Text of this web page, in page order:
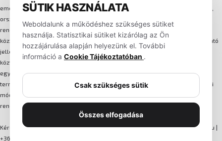
SÜTIK HASZNÁLATA
Weboldalunk a működéshez szükséges sütiket
használja. Statisztikai sütiket kizárólag az Ön
hozzájárulása alapján helyezünk el. További
információ a Cookie Tájékoztatóban .
Csak szükséges sütik
Összes elfogadása
emeléstechnikai megoldásokat biztosít. A háttérben központi szervizhálózat,
országos lefedettségű alkatrész-logisztika, flotta-bérleti és karbantartási
rendszer, valamint egységes ügyfélkezelési folyamat működik. Az oldalon
közzétett képek, műszaki adatok, leírások és információk kizárólag tájékoztató
jellegűek, nem minősülnek hivatalos ajánlatnak. A weboldalon nem történik
közvetlen online értékesítés, minden megrendelés és szerződés egyedi
egyeztetés alapján, írásos formában jön létre. A TWS fenntartja a jogot a
termékek, specifikációk és szolgáltatási feltételek előzetes értesítés nélküli
módosítására. A folyamatos működésre törekszünk, azonban a teljes
rendelkezésre állás nem minden esetben garantált.
Kérdés, műszaki információ vagy hivatalos ajánlatkérés esetén:info@tws.hu |
+36 30 201 3514